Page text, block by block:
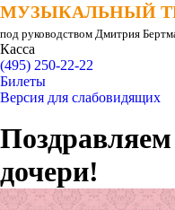
МУЗЫКАЛЬНЫЙ
МУЗЫКАЛЬНЫЙ
под руководством Дмитрия
Касса
(495) 250-22-22
Билеты
Версия для слабовидящих
дочери!